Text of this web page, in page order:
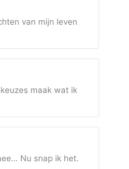
van mijn leven
maak wat ik
Nu snap ik het.